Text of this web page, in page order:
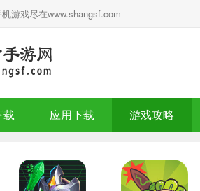
游戏尽在www.shangsf.com
载 应用下载 游戏攻略